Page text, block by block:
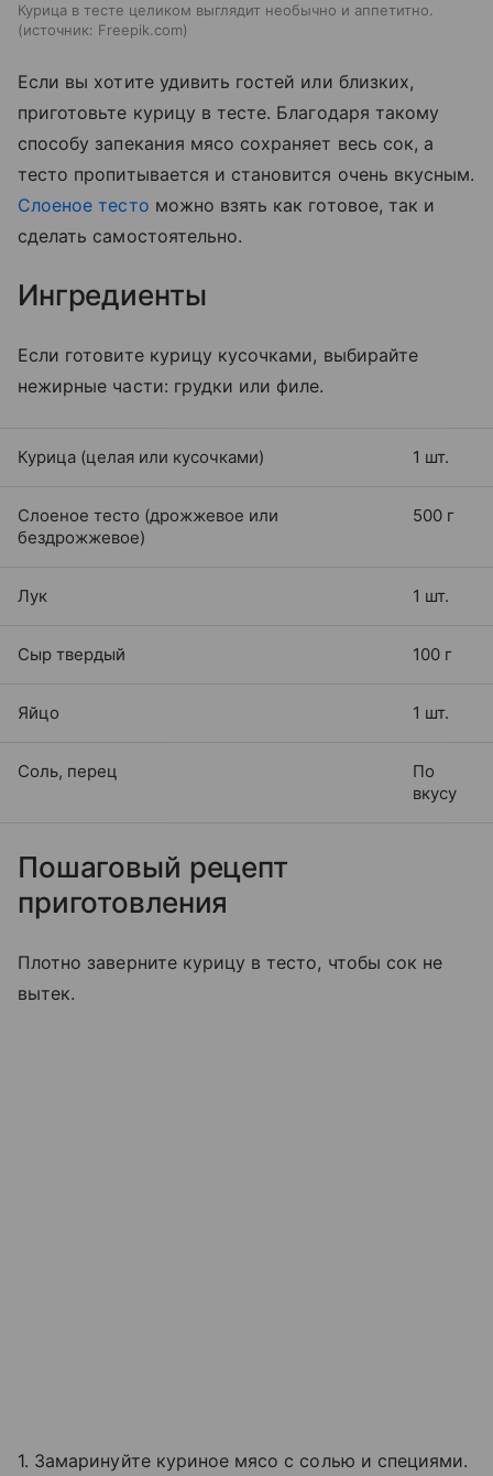
Курица в тесте целиком выглядит необычно и аппетитно.
источник: Freepik.com
Если вы хотите удивить гостей или близких,
приготовьте курицу в тесте. Благодаря такому
способу запекания мясо сохраняет весь сок, а
тесто пропитывается и становится очень вкусным.
Слоеное тесто можно взять как готовое, так и
сделать самостоятельно.
Ингредиенты
Если готовите курицу кусочками, выбирайте
нежирные части: грудки или филе.
Курица (целая или кусочками) 1 шт.
Слоеное тесто (дрожжевое или
бездрожжевое)
500 г
Лук 1 шт.
Сыр твердый 100 г
Яйцо 1 шт.
Соль, перец
По
вкусу
Пошаговый рецепт
приготовления
Плотно заверните курицу в тесто, чтобы сок не
вытек.
1. Замаринуйте куриное мясо с солью и специями.